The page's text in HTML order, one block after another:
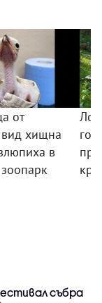
от
хищна
в
събра